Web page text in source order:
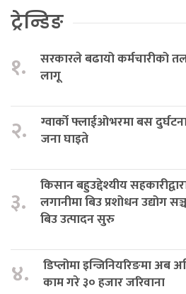
ट्रेन्डिङ
१.
सरकारले बढायो कर्मचारीको
लागू
२.
ग्वार्को फ्लाईओभरमा बस
जना घाइते
३.
किसान बहुउद्देश्यीय
लगानीमा बिउ प्रशोधन उद्योग
बिउ उत्पादन सुरु
४.
डिप्लोमा इन्जिनियरिङमा अब
काम गरे ३० हजार जरिवाना